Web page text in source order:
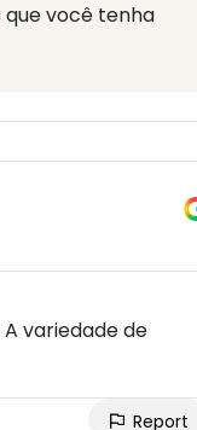
você tenha
variedade de
Report